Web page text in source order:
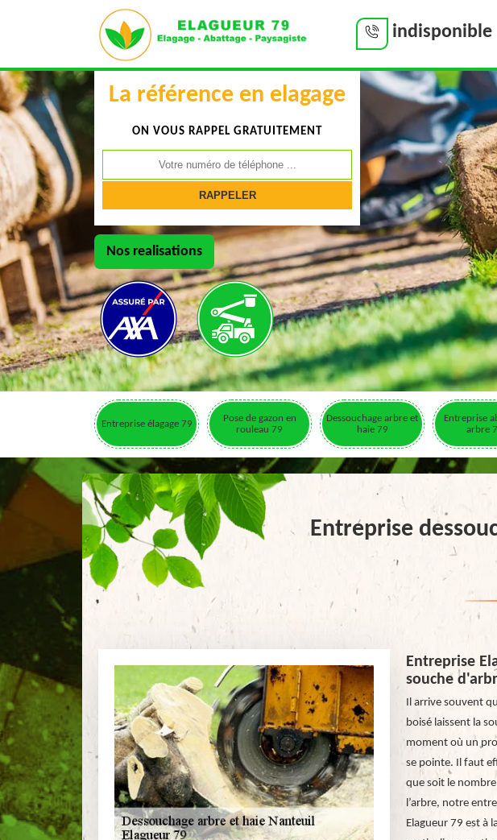
indisponible
La référence en elagage
ON VOUS RAPPEL GRATUITEMENT
Nos realisations
Entreprise élagage 79
Pose de gazon en
rouleau 79
Dessouchage arbre et
haie 79
Entreprise
arbre
Entreprise
Entreprise
souche
Il arrive souvent
boisé laissent la
moment où un
se pointe. Il faut
que soit le nombre
l’arbre, notre
Elagueur 79 est à